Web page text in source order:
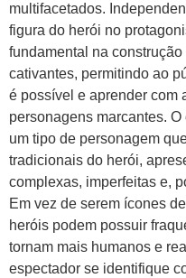
multifacetados.
figura do herói no
fundamental na
cativantes, permitindo ao
é possível e aprender com
personagens marcantes.
um tipo de personagem
tradicionais do herói,
complexas, imperfeitas e,
Em vez de serem ícones
heróis podem possuir
tornam mais humanos e
espectador se identifique